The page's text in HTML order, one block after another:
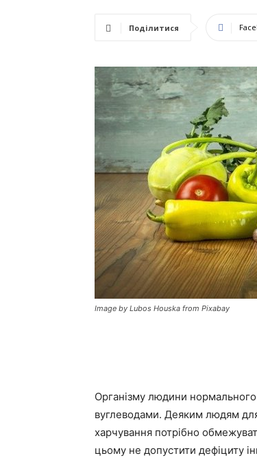
Поділитися
Image by Lubos Houska from Pixabay
Організму людини нормального
вуглеводами. Деяким людям
харчування потрібно
цьому не допустити дефіциту